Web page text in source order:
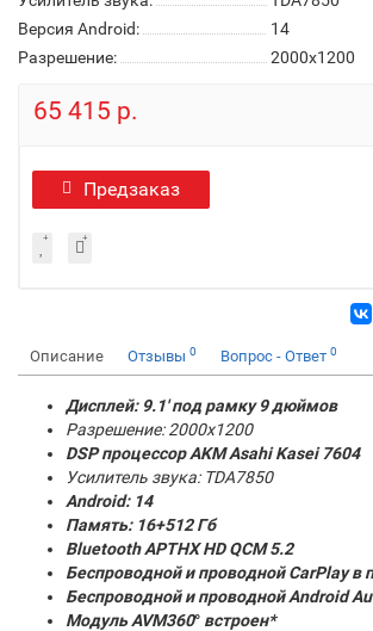
Версия Android:
14
Разрешение:
2000x1200
65 415 р.
Предзаказ
Описание Отзывы 0 Вопрос - Ответ 0
Дисплей: 9.1' под рамку 9 дюймов
Разрешение: 2000x1200
DSP процессор AKM Asahi Kasei 7604
Усилитель звука: TDA7850
Android: 14
Память: 16+512 Гб
Bluetooth APTHX HD QCM 5.2
Беспроводной и проводной CarPlay в
Беспроводной и проводной Android
Модуль AVM360° встроен*